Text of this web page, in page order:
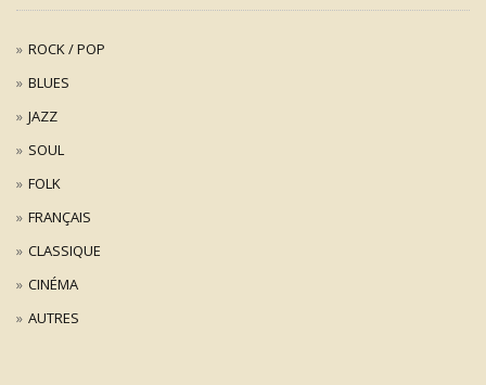
ROCK / POP
BLUES
JAZZ
SOUL
FOLK
FRANÇAIS
CLASSIQUE
CINÉMA
AUTRES